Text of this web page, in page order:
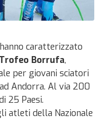
caratterizzato
Borrufa,
per giovani sciatori
Andorra. Al via 200
25 Paesi.
atleti della Nazionale